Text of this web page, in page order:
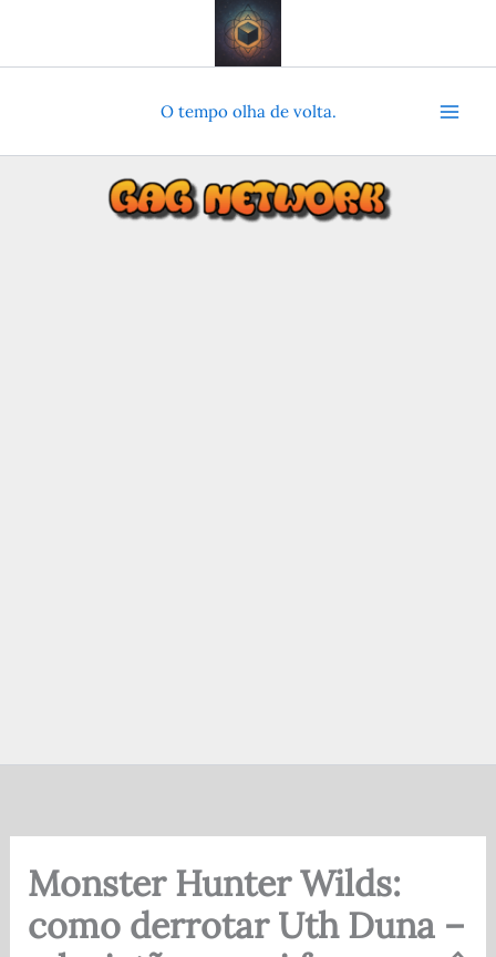
o
O tempo olha de volta.
Monster Hunter Wilds:
como derrotar Uth Duna –